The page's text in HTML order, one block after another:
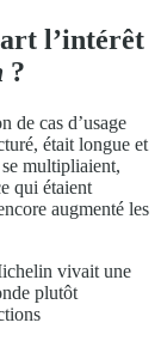
l’intérêt
?
de cas d’usage
était longue et
multipliaient,
qui étaient
augmenté les
vivait une
plutôt